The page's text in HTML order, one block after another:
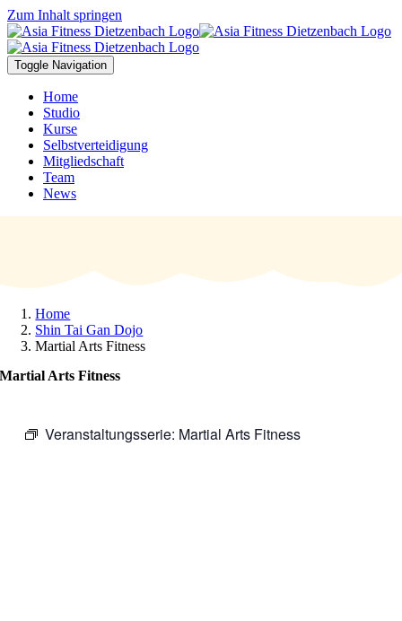
Zum Inhalt springen
Toggle Navigation
Home
Studio
Kurse
Selbstverteidigung
Mitgliedschaft
Team
News
Home
Shin Tai Gan Dojo
Martial Arts Fitness
Martial Arts Fitness
Veranstaltungsserie: Martial Arts Fitness